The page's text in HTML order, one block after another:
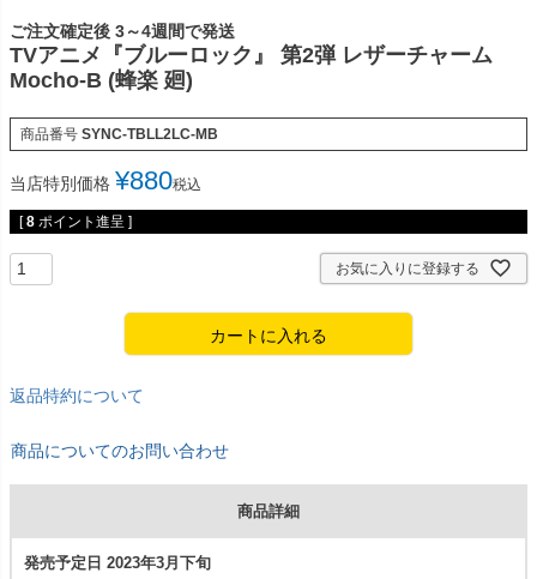
ご注文確定後 3～4週間で発送
TVアニメ『ブルーロック』 第2弾 レザーチャーム
Mocho-B (蜂楽 廻)
商品番号 SYNC-TBLL2LC-MB
当店特別価格 ¥880税込
[ 8 ポイント進呈 ]
お気に入りに登録する
カートに入れる
返品特約について
商品についてのお問い合わせ
商品詳細
発売予定日 2023年3月下旬